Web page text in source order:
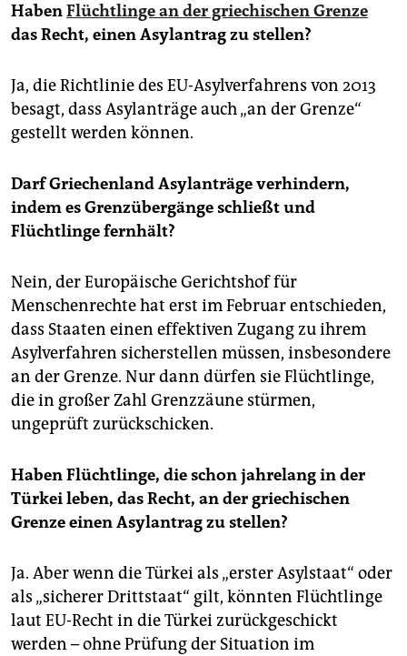
genossenschaft
HabenFlüchtlinge an der griechischen Grenze
das Recht, einenAsylantrag zu stellen?
Ja, die Richtlinie des EU-Asylverfahrens von 2013
besagt, dass Asylanträge auch „an der Grenze“
gestellt werden können.
Darf Griechenland Asylanträge verhindern,
indem es Grenzübergänge schließt und
Flüchtlinge fernhält?
Nein, der Europäische Gerichtshof für
Menschenrechte hat erst im Februar entschieden,
dass Staaten einen effektiven Zugang zu ihrem
Asylverfahren sicherstellen müssen, insbesondere
an der Grenze. Nur dann dürfen sie Flüchtlinge,
die in großer Zahl Grenzzäune stürmen,
ungeprüft zurückschicken.
Haben Flüchtlinge, die schon jahrelang in der
Türkei leben, das Recht, an der griechischen
Grenze einen Asylantrag zu stellen?
Ja. Aber wenn die Türkei als „erster Asylstaat“ oder
als „sicherer Drittstaat“ gilt, könnten Flüchtlinge
laut EU-Recht in die Türkei zurückgeschickt
werden – ohne Prüfung der Situation im